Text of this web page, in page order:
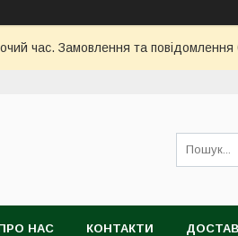
час. Замовлення та
НАС КОНТАКТИ